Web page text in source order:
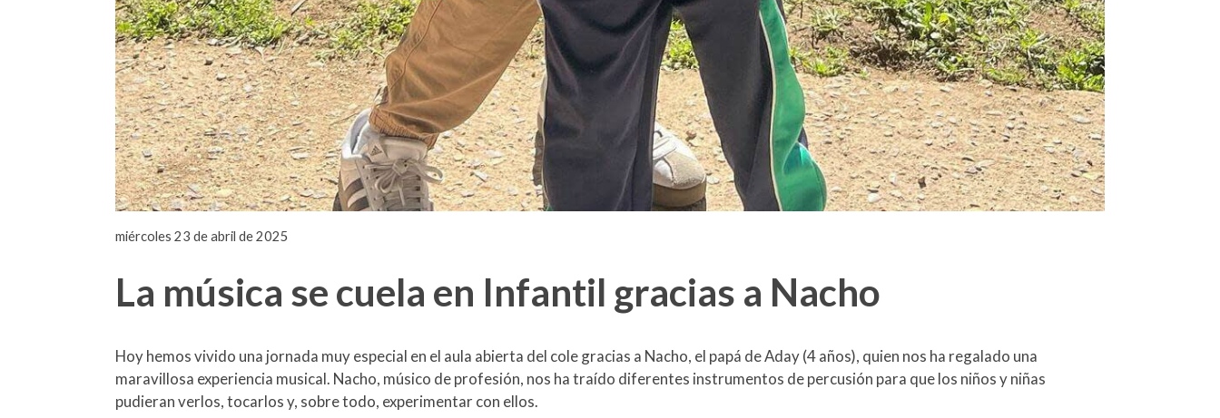
miércoles 23 de abril de 2025
La música se cuela en Infantil gracias a Nacho
Hoy hemos vivido una jornada muy especial en el aula abierta del cole gracias a Nacho, el papá de Aday (4 años), quien nos ha regalado una
maravillosa experiencia musical. Nacho, músico de profesión, nos ha traído diferentes instrumentos de percusión para que los niños y niñas
pudieran verlos, tocarlos y, sobre todo, experimentar con ellos.